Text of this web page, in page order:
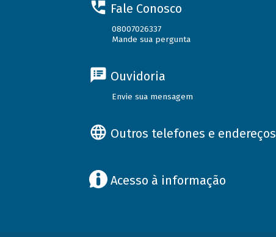
Fale Conosco
08007026337
Mande sua pergunta
Ouvidoria
Envie sua mensagem
Outros telefones e endereços
Acesso à informação